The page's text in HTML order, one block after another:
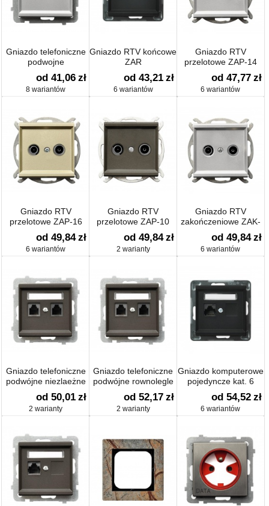
Gniazdo telefoniczne
podwojne
od 41,06 zł
8 wariantów
Gniazdo RTV końcowe
ZAR
od 43,21 zł
6 wariantów
Gniazdo RTV
przelotowe ZAP-14
od 47,77 zł
6 wariantów
Gniazdo RTV
przelotowe ZAP-16
od 49,84 zł
6 wariantów
Gniazdo RTV
przelotowe ZAP-10
od 49,84 zł
2 warianty
Gniazdo RTV
zakończeniowe ZAK-
10
od 49,84 zł
6 wariantów
Gniazdo telefoniczne
podwójne niezlaeżne
od 50,01 zł
2 warianty
Gniazdo telefoniczne
podwójne rownolegle
od 52,17 zł
2 warianty
Gniazdo komputerowe
pojedyncze kat. 6
od 54,52 zł
6 wariantów